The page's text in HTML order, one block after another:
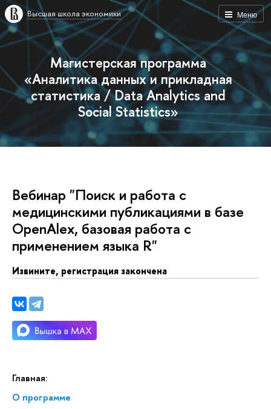
Меню
ысшая школа экономики
Магистерская программа
«Аналитика данных и прикладная
статистика / Data Analytics and
Social Statistics»
Главная:
О программе
ебинар "Поиск и работа с
медицинскими публикациями в базе
OpenAlex, базовая работа с
применением языка R"
Извините, регистрация закончена